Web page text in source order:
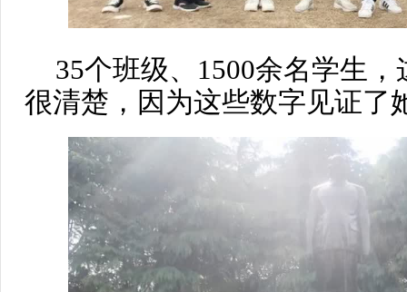
35个班级、1500余名学生
很清楚，因为这些数字见证了